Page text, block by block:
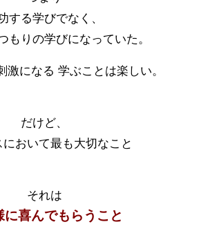
する学びでなく、
もりの学びになっていた。
激になる 学ぶことは楽しい。
だけど、
において最も大切なこと
それは
に喜んでもらうこと